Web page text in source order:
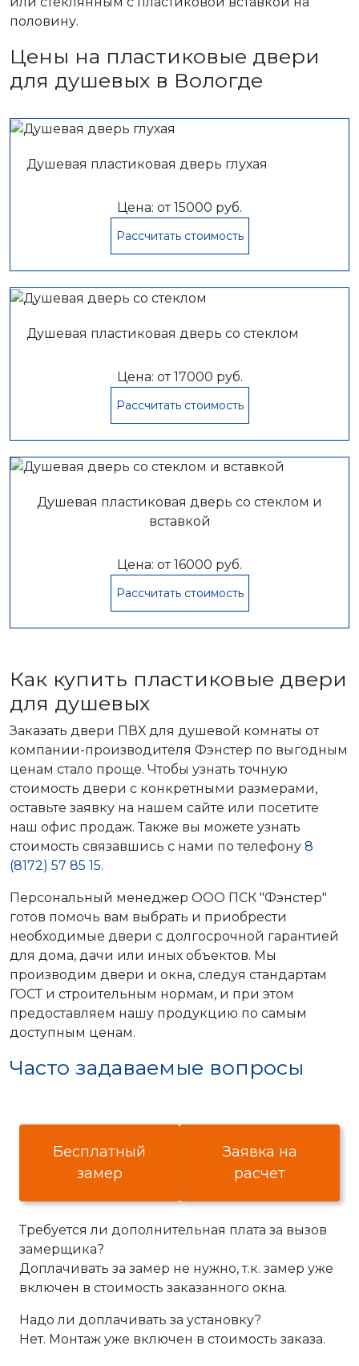
половину.
Цены на пластиковые двери
для душевых в Вологде
Душевая пластиковая дверь глухая
Цена: от 15000 руб.
Рассчитать стоимость
Душевая пластиковая дверь со стеклом
Цена: от 17000 руб.
Рассчитать стоимость
Душевая пластиковая дверь со стеклом и
вставкой
Цена: от 16000 руб.
Рассчитать стоимость
Как купить пластиковые двери
для душевых
Заказать двери ПВХ для душевой комнаты от
компании-производителя Фэнстер по выгодным
ценам стало проще. Чтобы узнать точную
стоимость двери с конкретными размерами,
оставьте заявку на нашем сайте или посетите
наш офис продаж. Также вы можете узнать
стоимость связавшись с нами по телефону 8
(8172) 57 85 15.
Персональный менеджер ООО ПСК "Фэнстер"
готов помочь вам выбрать и приобрести
необходимые двери с долгосрочной гарантией
для дома, дачи или иных объектов. Мы
производим двери и окна, следуя стандартам
ГОСТ и строительным нормам, и при этом
предоставляем нашу продукцию по самым
доступным ценам.
Часто задаваемые вопросы
Бесплатный
замер
Заявка на
расчет
Требуется ли дополнительная плата за вызов
замерщика?
Доплачивать за замер не нужно, т.к. замер уже
включен в стоимость заказанного окна.
Надо ли доплачивать за установку?
Нет. Монтаж уже включен в стоимость заказа.